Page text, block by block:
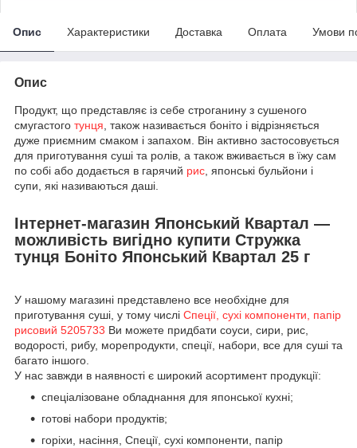
Опис Характеристики Доставка Оплата Умови
Опис
Продукт, що представляє із себе строганину з сушеного
смугастого тунця , також називається боніто і відрізняється
дуже приємним смаком і запахом. Він активно застосовується
для приготування суші та ролів, а також вживається в їжу сам
по собі або додається в гарячий рис , японські бульйони і
супи, які називаються даші.
Інтернет-магазин Японський Квартал —
можливість вигідно купити Стружка
тунця Боніто Японський Квартал 25 г
У нашому магазині представлено все необхідне для
приготування суші, у тому числі Спеції, сухі компоненти, папір
рисовий 5205733 Ви можете придбати соуси, сири, рис,
водорості, рибу, морепродукти, спеції, набори, все для суші та
багато іншого.
У нас завжди в наявності є широкий асортимент продукції:
спеціалізоване обладнання для японської кухні;
готові набори продуктів;
горіхи, насіння, Спеції, сухі компоненти, папір